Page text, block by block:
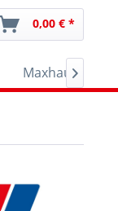
0,00 € *
Maxhaust
